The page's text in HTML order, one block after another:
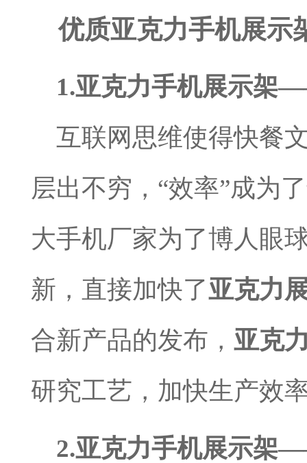
优质亚克力手机展示
1.亚克力手机展示架
互联网思维使得快餐
层出不穷， “效率”成为
大手机厂家为了博人眼
新，直接加快了亚克力
合新产品的发布， 亚克
研究工艺，加快生产效
2.亚克力手机展示架